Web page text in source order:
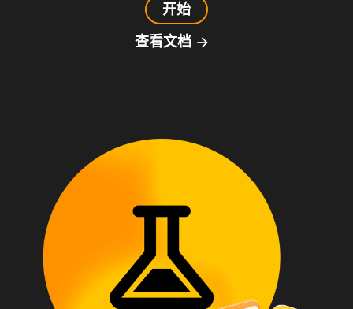
开始
查看文档 arrow_forward